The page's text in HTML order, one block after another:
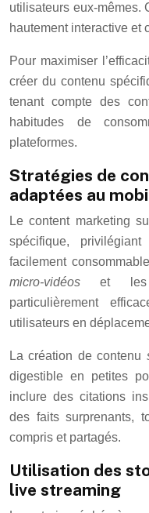
utilisateurs eux-mêmes.
hautement interactive et
Pour maximiser
créer du contenu
tenant compte des
habitudes de
plateformes.
Stratégies de
adaptées au
Le content marketing
spécifique,
facilement
micro-vidéoset
particulièrement
utilisateurs en
La création de contenu
digestible en petites
inclure des citations
des faits surprenants,
compris et partagés.
Utilisation des
live streaming